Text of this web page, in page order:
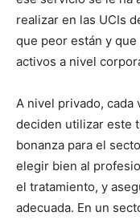
realizar en las UCIs
que peor están y
activos a nivel
A nivel privado, cada
deciden utilizar este
bonanza para el
elegir bien al
el tratamiento, y
adecuada. En un